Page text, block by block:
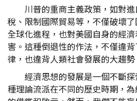
川普的重商主義政策，如對
稅、限制國際貿易等，不僅破壞
全球化進程，也對美國自身的經
害。這種倒退性的作法，不僅違
律，也違背人類社會發展的大趨
經濟思想的發展是一個不斷
種理論流派在不同的歷史時期，